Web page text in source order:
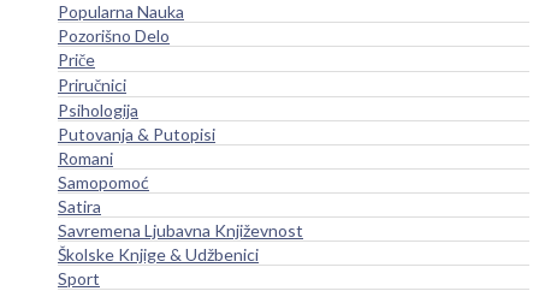
Popularna Nauka
Pozorišno Delo
Priče
Priručnici
Psihologija
Putovanja & Putopisi
Romani
Samopomoć
Satira
Savremena Ljubavna Književnost
Školske Knjige & Udžbenici
Sport